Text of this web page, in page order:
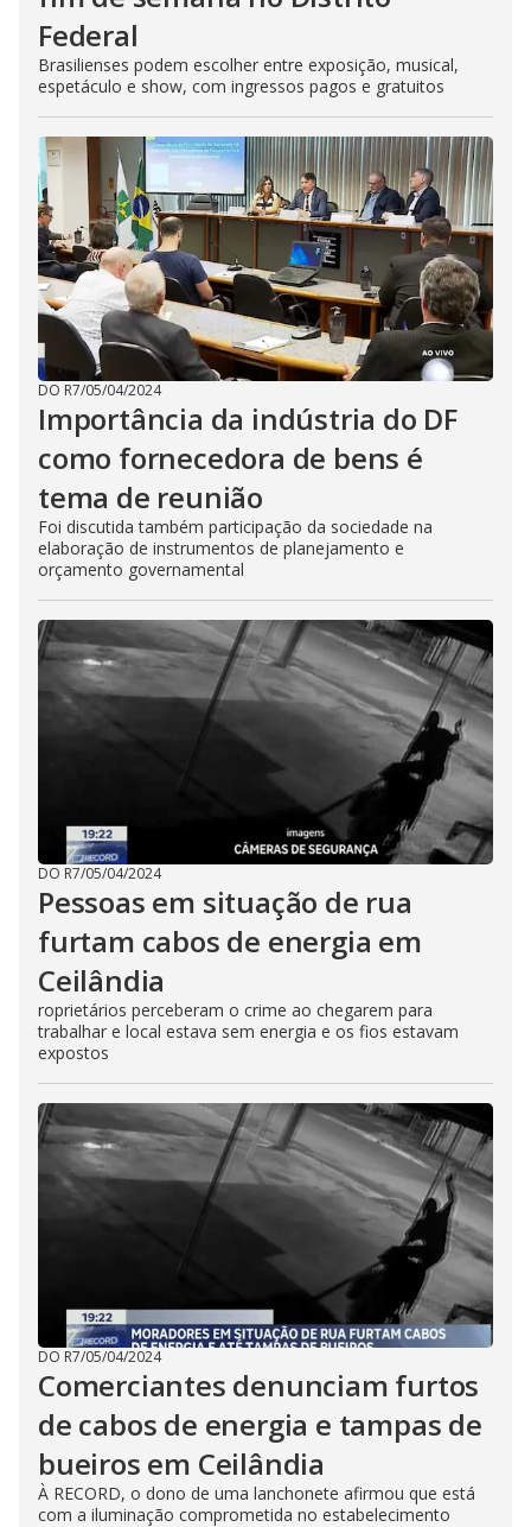
Federal
Brasilienses podem escolher entre exposição, musical,
espetáculo e show, com ingressos pagos e gratuitos
DO R7/05/04/2024
Importância da indústria do DF
como fornecedora de bens é
tema de reunião
Foi discutida também participação da sociedade na
elaboração de instrumentos de planejamento e
orçamento governamental
DO R7/05/04/2024
Pessoas em situação de rua
furtam cabos de energia em
Ceilândia
roprietários perceberam o crime ao chegarem para
trabalhar e local estava sem energia e os fios estavam
expostos
DO R7/05/04/2024
Comerciantes denunciam furtos
de cabos de energia e tampas de
bueiros em Ceilândia
À RECORD, o dono de uma lanchonete afirmou que está
com a iluminação comprometida no estabelecimento